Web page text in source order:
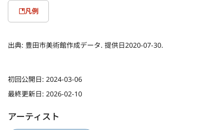
凡例
出典: 豊田市美術館作成データ. 提供日2020-07-30.
初回公開日: 2024-03-06
最終更新日: 2026-02-10
アーティスト